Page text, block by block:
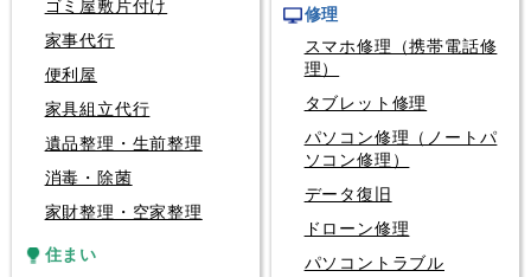
ゴミ屋敷片付け
家事代行
便利屋
家具組立代行
遺品整理・生前整理
消毒・除菌
家財整理・空家整理
住まい
修理
スマホ修理（携帯電話修
理）
タブレット修理
パソコン修理（ノートパ
ソコン修理）
データ復旧
ドローン修理
パソコントラブル